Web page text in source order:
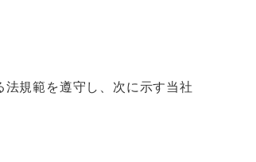
規範を遵守し、次に示す当社